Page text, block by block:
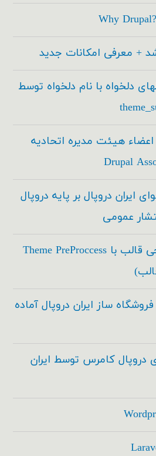
Why
دلخواه با نام دلخواه توسط
هیئت مدیره اتحادیه
ایران دروپال بر پایه دروپال
اسکی در طراحی قالب با Theme PreProccess
ساز ایران دروپال آماده
دروپال کامرس توسط ایران